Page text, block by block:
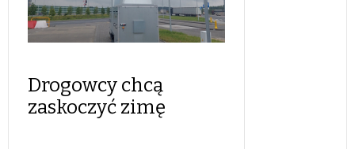
Drogowcy chcą
zaskoczyć zimę